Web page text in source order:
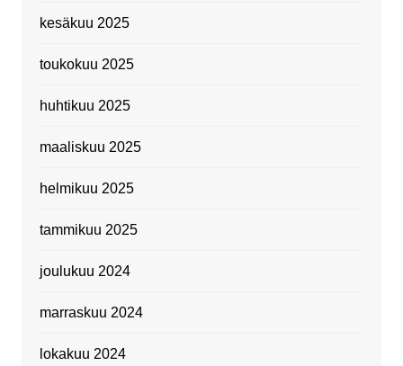
kesäkuu 2025
toukokuu 2025
huhtikuu 2025
maaliskuu 2025
helmikuu 2025
tammikuu 2025
joulukuu 2024
marraskuu 2024
lokakuu 2024